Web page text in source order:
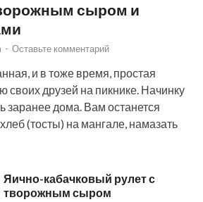
сыром и
- Оставьте комментарий
и в тоже время, простая
своих друзей на пикнике. Начинку
заранее дома. Вам останется
(тосты) на мангале, намазать
Яично-кабачковый рулет с
творожным сыром